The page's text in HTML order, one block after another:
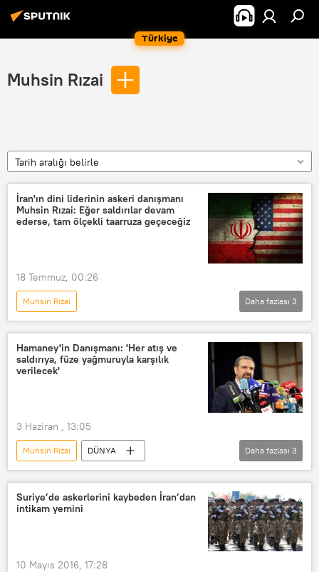
Türkiye
Muhsin Rızai
Tarih aralığı belirle
İran'ın dini liderinin askeri danışmanı
Muhsin Rızai: Eğer saldırılar devam
ederse, tam ölçekli taarruza geçeceğiz
18 Temmuz, 00:26
Muhsin Rızai
ABD-İSRAİL SALDIRILARI: İRAN VE KÖRFEZ KRİZİ
ABD
İran
Daha fazlası 3
Hamaney'in Danışmanı: 'Her atış ve
saldırıya, füze yağmuruyla karşılık
verilecek'
3 Haziran , 13:05
Muhsin Rızai
DÜNYA
Hürmüz Boğazı
ABD İran
Daha fazlası 3
Suriye’de askerlerini kaybeden İran’dan
intikam yemini
10 Mayıs 2016, 17:28